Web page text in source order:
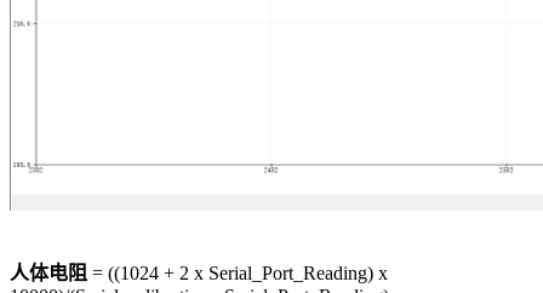
人体电阻 = ((1024 + 2 x Serial_Port_Reading) x